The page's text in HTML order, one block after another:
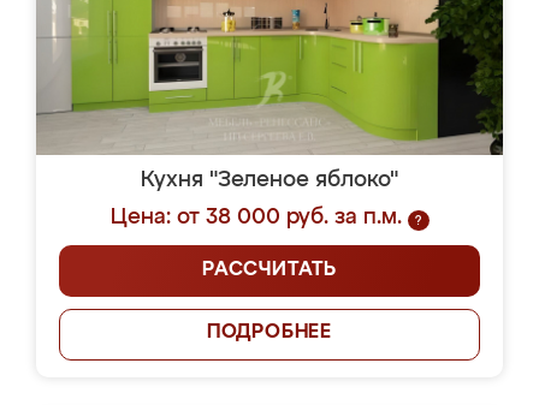
Кухня "Зеленое яблоко"
Цена: от 38 000 руб. за п.м.
?
РАССЧИТАТЬ
ПОДРОБНЕЕ